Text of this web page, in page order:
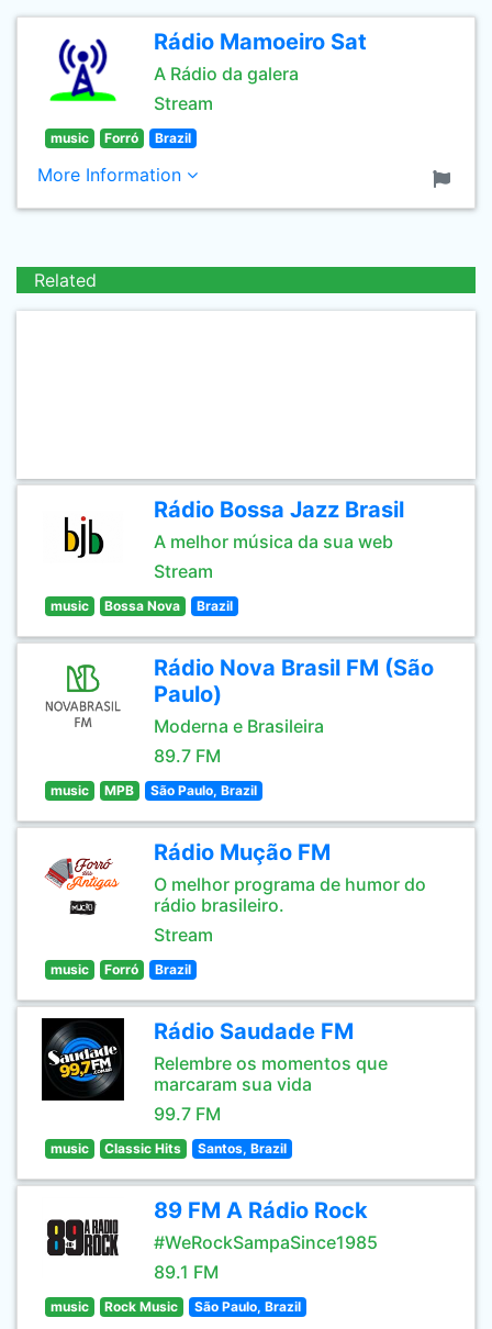
Rádio Mamoeiro Sat
A Rádio da galera
Stream
music Forró Brazil
More Information
Related
Rádio Bossa Jazz Brasil
A melhor música da sua web
Stream
music Bossa Nova Brazil
Rádio Nova Brasil FM (São
Paulo)
Moderna e Brasileira
89.7 FM
music MPB São Paulo, Brazil
Rádio Mução FM
O melhor programa de humor do
rádio brasileiro.
Stream
music Forró Brazil
Rádio Saudade FM
Relembre os momentos que
marcaram sua vida
99.7 FM
music Classic Hits Santos, Brazil
89 FM A Rádio Rock
#WeRockSampaSince1985
89.1 FM
music Rock Music São Paulo, Brazil